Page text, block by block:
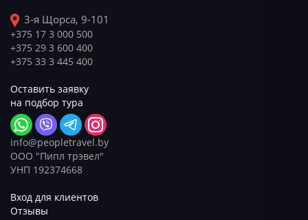
3-я Щорса, 9-101
+375 17 3 000 500
+375 29 3 600 400
+375 33 3 445 400
Оставить заявку
на подбор тура
info@peopletravel.by
ООО "Пипл трэвел"
УНП 192374668
Вход для клиентов
Отзывы